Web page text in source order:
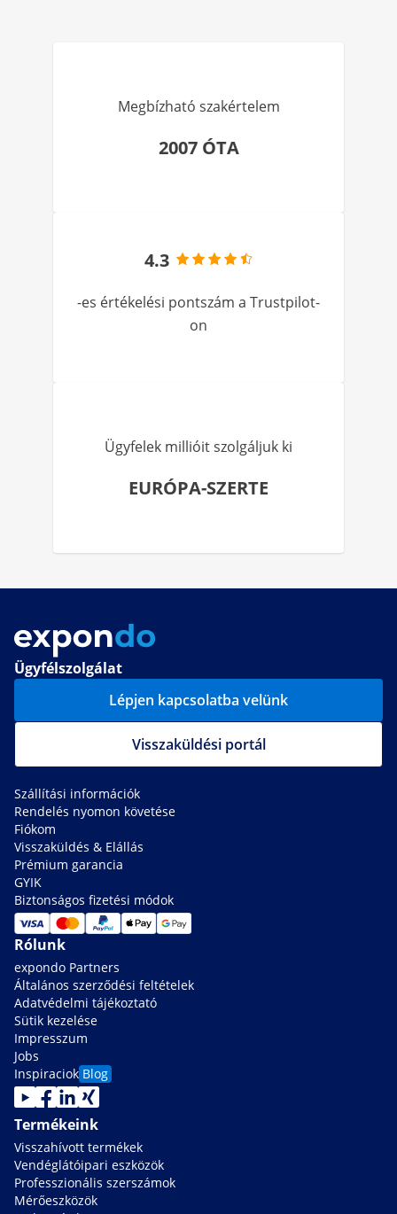
Megbízható szakértelem
2007 ÓTA
4.3
-es értékelési pontszám a Trustpilot-
on
Ügyfelek millióit szolgáljuk ki
EURÓPA-SZERTE
Ügyfélszolgálat
Lépjen kapcsolatba velünk
Visszaküldési portál
Szállítási információk
Rendelés nyomon követése
Fiókom
Visszaküldés & Elállás
Prémium garancia
GYIK
Biztonságos fizetési módok
Rólunk
expondo Partners
Általános szerződési feltételek
Adatvédelmi tájékoztató
Sütik kezelése
Impresszum
Jobs
Inspiraciok Blog
Termékeink
Visszahívott termékek
Vendéglátóipari eszközök
Professzionális szerszámok
Mérőeszközök